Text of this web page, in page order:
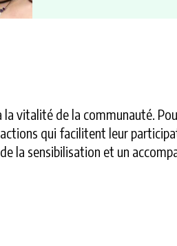
vitalité de la communauté.
qui facilitent leur
la sensibilisation et un